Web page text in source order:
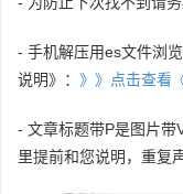
- 手机解压用es文件浏
说明》： 》》点击查看
- 文章标题带P是图片带
里提前和您说明，重复